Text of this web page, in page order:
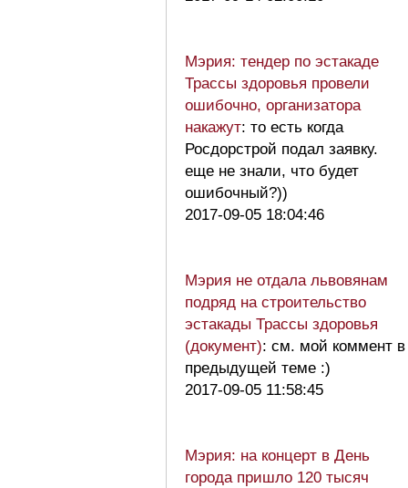
Мэрия: тендер по эстакаде
Трассы здоровья провели
ошибочно, организатора
накажут: то есть когда
Росдорстрой подал заявку.
еще не знали, что будет
ошибочный?))
2017-09-05 18:04:46
Мэрия не отдала львовянам
подряд на строительство
эстакады Трассы здоровья
(документ): см. мой коммент в
предыдущей теме :)
2017-09-05 11:58:45
Мэрия: на концерт в День
города пришло 120 тысяч